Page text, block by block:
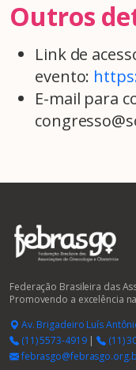
Outros
Link de
evento:
E-mail para
Federação Brasileira das
Promovendo a excelência
Av. Brigadeiro Luís
(11) 5573-4919|
(11)